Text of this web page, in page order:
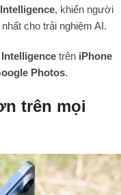
, khiến người
cho trải nghiệm AI.
trên iPhone
Photos.
trên mọi